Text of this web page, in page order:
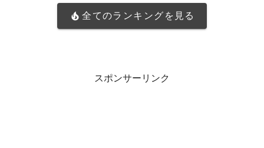
全てのランキングを見る
スポンサーリンク